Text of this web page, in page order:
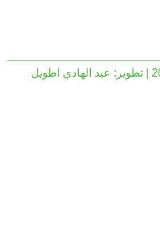
عبد الهادي اطويل